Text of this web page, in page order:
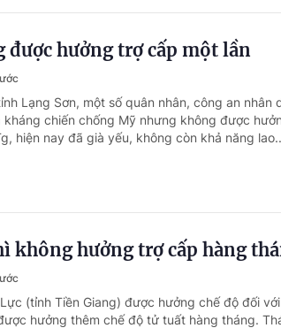
hưởng trợ cấp một lần
Lạng Sơn, một số quân nhân, công an nhân
chiến chống Mỹ nhưng không được
hiện nay đã già yếu, không còn khả năng
không hưởng trợ cấp hàng
(tỉnh Tiền Giang) được hưởng chế độ đối
hưởng thêm chế độ tử tuất hàng tháng.